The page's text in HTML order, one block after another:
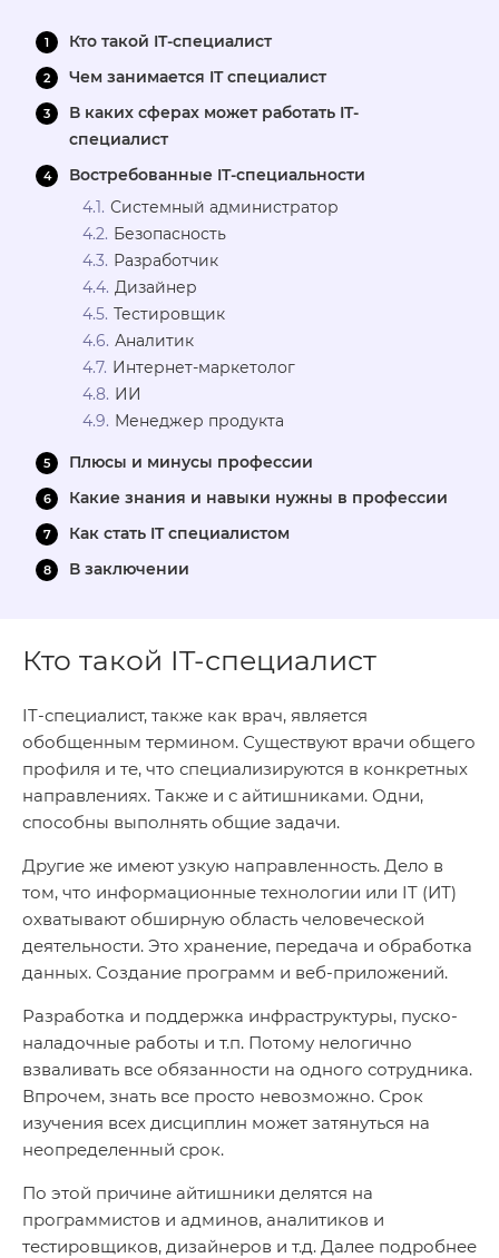
Кто такой IT-специалист
Чем занимается IT специалист
В каких сферах может работать IT-
специалист
Востребованные IT-специальности
Системный администратор
Безопасность
Разработчик
Дизайнер
Тестировщик
Аналитик
Интернет-маркетолог
ИИ
Менеджер продукта
Плюсы и минусы профессии
Какие знания и навыки нужны в профессии
Как стать IT специалистом
В заключении
Кто такой IT-специалист
IT-специалист, также как врач, является
обобщенным термином. Существуют врачи общего
профиля и те, что специализируются в конкретных
направлениях. Также и с айтишниками. Одни,
способны выполнять общие задачи.
Другие же имеют узкую направленность. Дело в
том, что информационные технологии или IT (ИТ)
охватывают обширную область человеческой
деятельности. Это хранение, передача и обработка
данных. Создание программ и веб-приложений.
Разработка и поддержка инфраструктуры, пуско-
наладочные работы и т.п. Потому нелогично
взваливать все обязанности на одного сотрудника.
Впрочем, знать все просто невозможно. Срок
изучения всех дисциплин может затянуться на
неопределенный срок.
По этой причине айтишники делятся на
программистов и админов, аналитиков и
тестировщиков, дизайнеров и т.д. Далее подробнее